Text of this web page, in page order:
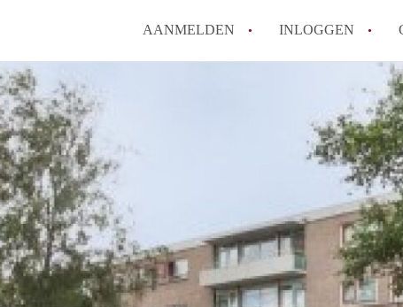
AANMELDEN INLOGGEN
How to
Wat is
Hoeveel
Wat is
Berekent
Alle